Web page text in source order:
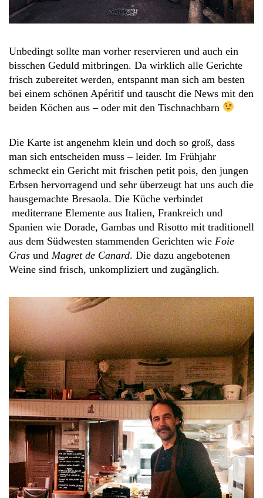
Unbedingt sollte man vorher reservieren und auch ein
bisschen Geduld mitbringen. Da wirklich alle Gerichte
frisch zubereitet werden, entspannt man sich am besten
bei einem schönen Apéritif und tauscht die News mit den
beiden Köchen aus – oder mit den Tischnachbarn
Die Karte ist angenehm klein und doch so groß, dass
man sich entscheiden muss – leider. Im Frühjahr
schmeckt ein Gericht mit frischen petit pois, den jungen
Erbsen hervorragend und sehr überzeugt hat uns auch die
hausgemachte Bresaola. Die Küche verbindet
mediterrane Elemente aus Italien, Frankreich und
Spanien wie Dorade, Gambas und Risotto mit traditionell
aus dem Südwesten stammenden Gerichten wie Foie
Gras und Magret de Canard. Die dazu angebotenen
Weine sind frisch, unkompliziert und zugänglich.